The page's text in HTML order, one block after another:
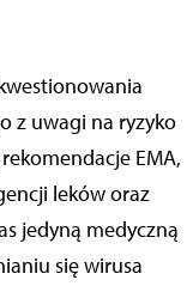
z uwagi na ryzyko
EMA,
leków oraz
jedyną medyczną
się wirusa